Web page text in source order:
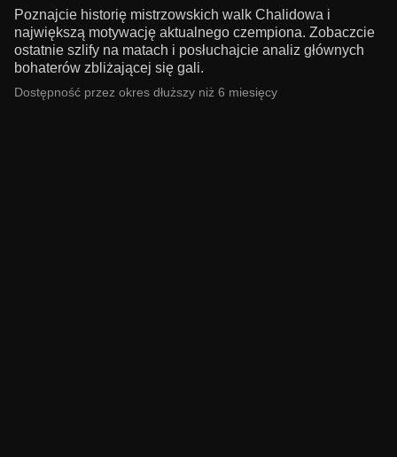
Poznajcie historię mistrzowskich walk Chalidowa i
największą motywację aktualnego czempiona. Zobaczcie
ostatnie szlify na matach i posłuchajcie analiz głównych
bohaterów zbliżającej się gali.
Dostępność przez okres dłuższy niż 6 miesięcy